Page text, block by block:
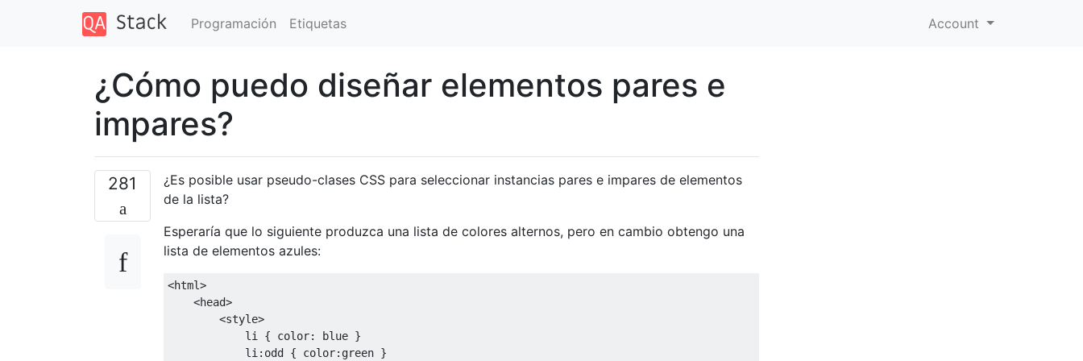
Programación Etiquetas Account
¿Cómo puedo diseñar elementos pares e
impares?
281
¿Es posible usar pseudo-clases CSS para seleccionar instancias pares e impares de elementos
de la lista?
Esperaría que lo siguiente produzca una lista de colores alternos, pero en cambio obtengo una
lista de elementos azules:
<html>
<head>
<style>
            li
{ color: blue }
li : odd { color: green }